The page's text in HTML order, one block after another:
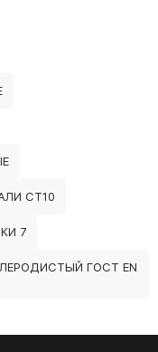
СТ10
7
ГОСТ EN